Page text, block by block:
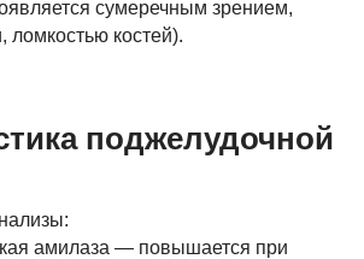
сумеречным зрением,
ломкостью костей).
поджелудочной
амилаза — повышается при